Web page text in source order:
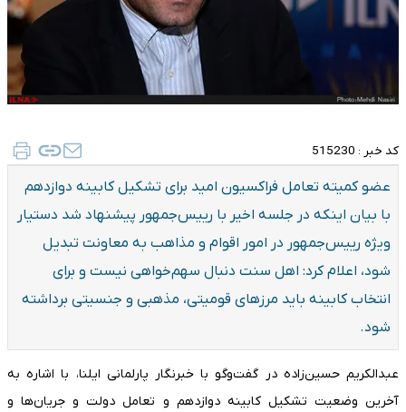
کد خبر : 515230
عضو کمیته تعامل فراکسیون امید برای تشکیل کابینه دوازدهم
با بیان اینکه در جلسه اخیر با رییس‌جمهور پیشنهاد شد دستیار
ویژه رییس‌جمهور در امور اقوام و مذاهب به معاونت تبدیل
شود، اعلام کرد: اهل سنت دنبال سهم‌خواهی نیست و برای
انتخاب کابینه باید مرزهای قومیتی، مذهبی و جنسیتی برداشته
شود.
عبدالکریم حسین‌زاده در گفت‌وگو با خبرنگار پارلمانی ایلنا، با اشاره به
آخرین وضعیت تشکیل کابینه دوازدهم و تعامل دولت و جریان‌ها و